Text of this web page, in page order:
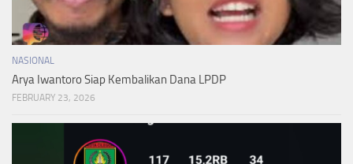
NASIONAL
Arya Iwantoro Siap Kembalikan Dana LPDP
FEBRUARY 23, 2026